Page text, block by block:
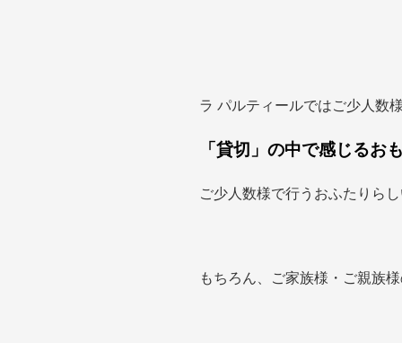
ラ パルティールではご少人数
「貸切」の中で感じるお
ご少人数様で行うおふたりら
もちろん、ご家族様・ご親族